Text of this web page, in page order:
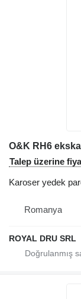
O&K RH6
Talep üzerine
Karoser yedek
Romanya
ROYAL DRU SRL